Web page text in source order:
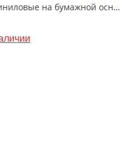
88308-2 PHOENIX 2018 Обои виниловые на бумажной основе 1.06*15.6